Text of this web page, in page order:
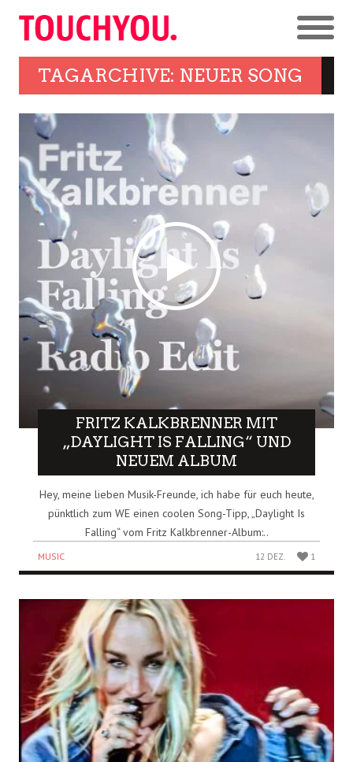
TAGARCHIVE: NEUER SONG
FRITZ KALKBRENNER MIT
„DAYLIGHT IS FALLING“ UND
NEUEM ALBUM
Hey, meine lieben Musik-Freunde, ich habe für euch heute,
pünktlich zum WE einen coolen Song-Tipp, „Daylight Is
Falling“ vom Fritz Kalkbrenner-Album:..
MUSIC 12 DEZ. 1